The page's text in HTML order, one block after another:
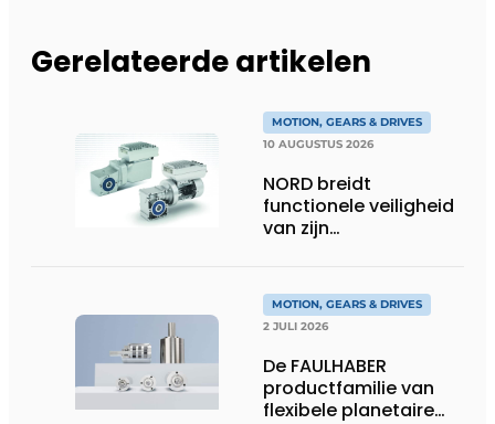
Gerelateerde artikelen
MOTION, GEARS & DRIVES
10 AUGUSTUS 2026
NORD breidt
functionele veiligheid
van zijn
MOTION, GEARS & DRIVES
2 JULI 2026
De FAULHABER
productfamilie van
flexibele planetaire